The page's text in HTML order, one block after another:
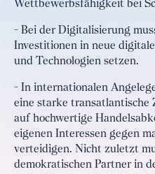
Wettbewerbsfähigkeit bei
- Bei der Digitalisierung
Investitionen in neue
und Technologien setzen.
- In internationalen
eine starke transatlantische
auf hochwertige
eigenen Interessen gegen
verteidigen. Nicht zuletzt
demokratischen Partner in